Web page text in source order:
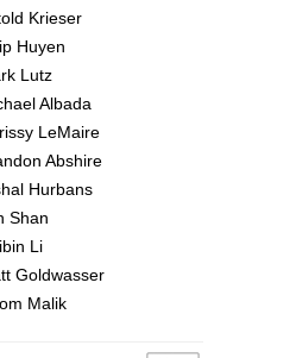
Krieser
Huyen
Lutz
Albada
LeMaire
Abshire
Hurbans
Shan
Li
Goldwasser
Malik